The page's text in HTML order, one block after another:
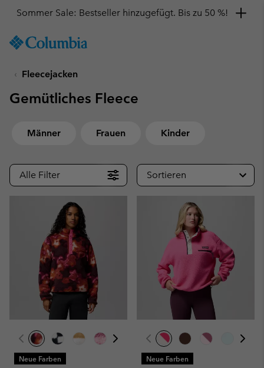
TO
SKIP
MAIN
SKIP
Hol dir einen 10 %-Gutschein
Fleecejacken
Gemütliches Fleece
Männer Frauen Kinder
Alle Filter Sortieren
Neue Farben Neue Farben